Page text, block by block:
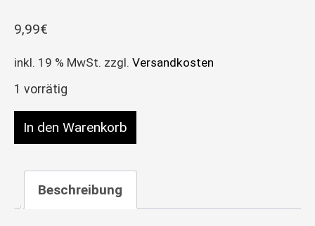
9,99€
inkl. 19 % MwSt. zzgl. Versandkosten
1 vorrätig
Dreh-Tablett – Rolling Tray, mittel, “Eule” Menge
In den Warenkorb
Beschreibung